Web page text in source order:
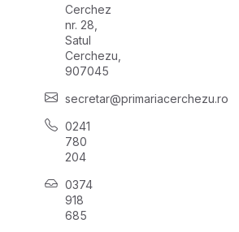
Cerchez
nr. 28,
Satul
Cerchezu,
907045
secretar@primariacerchezu.ro
0241
780
204
0374
918
685